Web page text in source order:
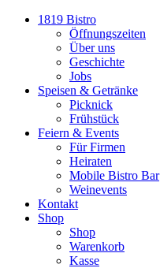
1819 Bistro
Öffnungszeiten
Über uns
Geschichte
Jobs
Speisen & Getränke
Picknick
Frühstück
Feiern & Events
Für Firmen
Heiraten
Mobile Bistro Bar
Weinevents
Kontakt
Shop
Shop
Warenkorb
Kasse